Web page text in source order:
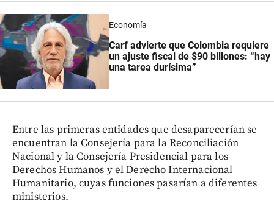
Economía
Carf advierte que Colombia requiere
un ajuste fiscal de $90 billones: “hay
una tarea durísima”
Entre las primeras entidades que desaparecerían se
encuentran la Consejería para la Reconciliación
Nacional y la Consejería Presidencial para los
Derechos Humanos y el Derecho Internacional
Humanitario, cuyas funciones pasarían a diferentes
ministerios.